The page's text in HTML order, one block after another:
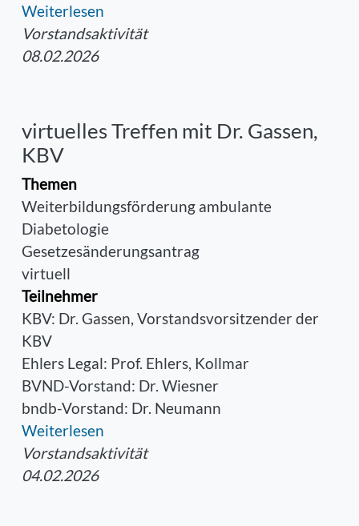
Weiterlesen
Vorstandsaktivität
08.02.2026
virtuelles Treffen mit Dr. Gassen,
KBV
Themen
Weiterbildungsförderung ambulante
Diabetologie
Gesetzesänderungsantrag
virtuell
Teilnehmer
KBV: Dr. Gassen, Vorstandsvorsitzender der
KBV
Ehlers Legal: Prof. Ehlers, Kollmar
BVND-Vorstand: Dr. Wiesner
bndb-Vorstand: Dr. Neumann
Weiterlesen
Vorstandsaktivität
04.02.2026